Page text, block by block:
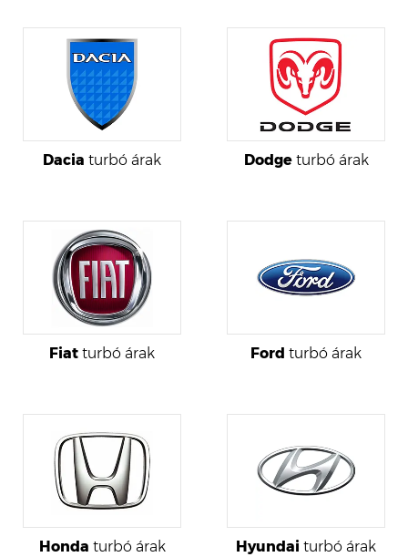
Dacia turbó árak Dodgeturbó árak
Fiat turbó árak Ford turbó árak
Honda turbó árak Hyundai turbó árak